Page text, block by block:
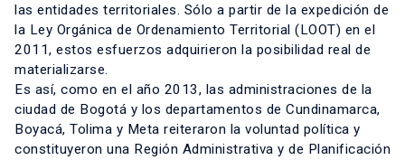
las entidades territoriales. Sólo a partir de la expedición de
la Ley Orgánica de Ordenamiento Territorial (LOOT) en el
2011, estos esfuerzos adquirieron la posibilidad real de
materializarse.
Es así, como en el año 2013, las administraciones de la
ciudad de Bogotá y los departamentos de Cundinamarca,
Boyacá, Tolima y Meta reiteraron la voluntad política y
constituyeron una Región Administrativa y de Planificación